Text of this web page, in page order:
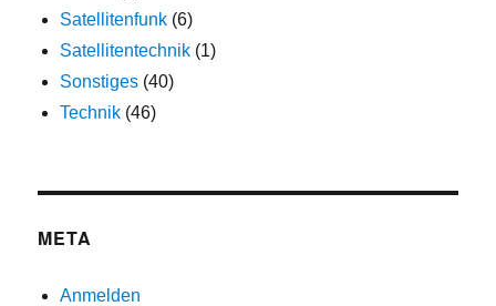
Satellitenfunk (6)
Satellitentechnik (1)
Sonstiges (40)
Technik (46)
META
Anmelden